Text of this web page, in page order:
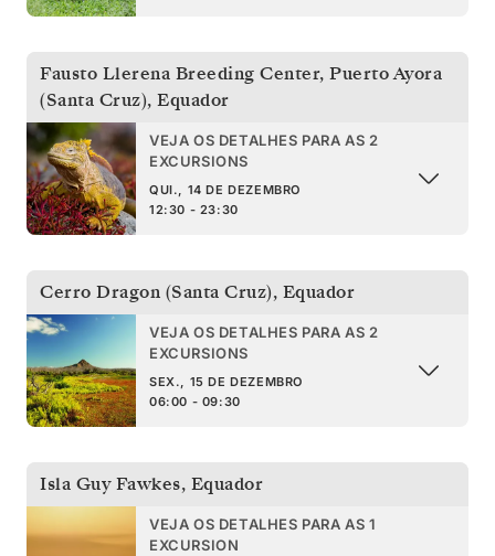
Fausto Llerena Breeding Center, Puerto Ayora
(Santa Cruz), Equador
VEJA OS DETALHES PARA AS 2
EXCURSIONS
QUI., 14 DE DEZEMBRO
12:30 - 23:30
Cerro Dragon (Santa Cruz), Equador
VEJA OS DETALHES PARA AS 2
EXCURSIONS
SEX., 15 DE DEZEMBRO
06:00 - 09:30
Isla Guy Fawkes, Equador
VEJA OS DETALHES PARA AS 1
EXCURSION